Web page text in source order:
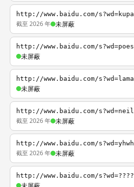
http://www.baidu.com/s?wd=kupa
截至 2026 年 未屏蔽
http://www.baidu.com/s?wd=poes
未屏蔽
http://www.baidu.com/s?wd=lama
未屏蔽
http://www.baidu.com/s?wd=neil
截至 2026 年 未屏蔽
http://www.baidu.com/s?wd=yhwh
截至 2026 年 未屏蔽
http://www.baidu.com/s?wd=????